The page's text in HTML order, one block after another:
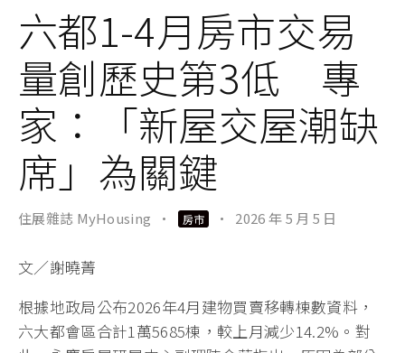
六都1-4月房市交易
量創歷史第3低 專
家：「新屋交屋潮缺
席」為關鍵
住展雜誌 MyHousing · 房市 · 2026 年 5 月 5 日
文／謝曉菁
根據地政局公布2026年4月建物買賣移轉棟數資料，
六大都會區合計1萬5685棟，較上月減少14.2%。對